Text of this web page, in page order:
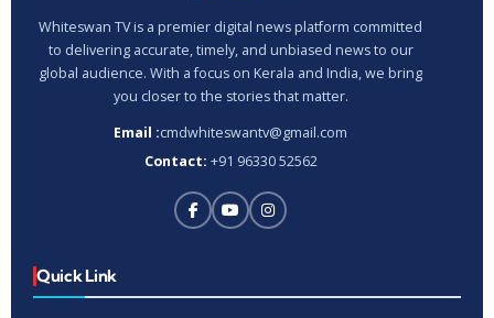
Whiteswan TV is a premier digital news platform committed
to delivering accurate, timely, and unbiased news to our
global audience. With a focus on Kerala and India, we bring
you closer to the stories that matter.
Email :cmdwhiteswantv@gmail.com
Contact: +91 96330 52562
Quick Link